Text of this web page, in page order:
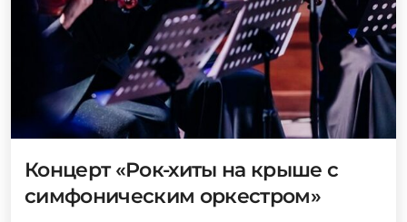
Концерт «Рок-хиты на крыше с
симфоническим оркестром»